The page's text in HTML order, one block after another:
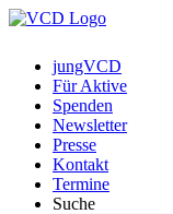
jungVCD
Für Aktive
Spenden
Newsletter
Presse
Kontakt
Termine
Suche